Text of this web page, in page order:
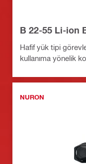
B 22-55 Li-ion
Hafif yük tipi
kullanıma yönelik
NURON